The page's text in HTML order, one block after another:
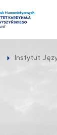
Instytut